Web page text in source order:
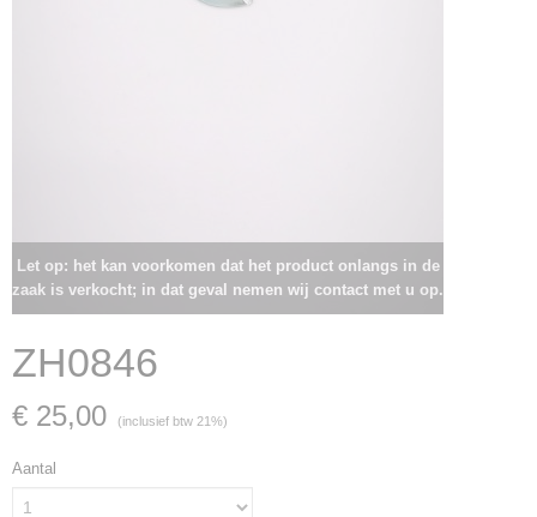
Let op: het kan voorkomen dat het product onlangs in de
zaak is verkocht; in dat geval nemen wij contact met u op.
ZH0846
€ 25,00 (inclusief btw 21%)
Aantal